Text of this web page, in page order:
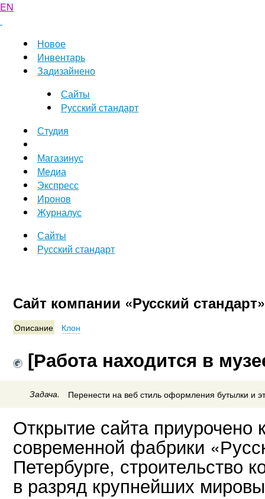
EN
Новое
Инвентарь
Задизайнено
Сайты
Русский стандарт
Студия
Магазинус
Медиа
Экспресс
Иронов
Журналус
Сайты
Русский стандарт
Сайт компании «Русский стандарт»
Описание Клон
[Работа находится в
Задача. Перенести на веб стиль оформления бутылки и
Открытие сайта приурочено
современной фабрики
Петербурге, строительство
в разряд крупнейших